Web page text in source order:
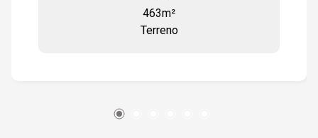
463m²
Terreno